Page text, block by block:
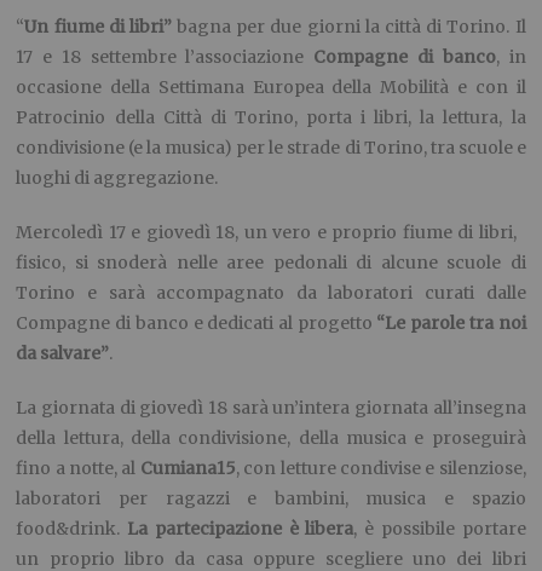
“Un fiume di libri”bagna per due giorni la città di Torino. Il
17 e 18 settembre l’associazione Compagne di banco, in
occasione della Settimana Europea della Mobilità e con il
Patrocinio della Città di Torino, porta i libri, la lettura, la
condivisione (e la musica) per le strade di Torino, tra scuole e
luoghi di aggregazione.
Mercoledì 17 e giovedì 18, un vero e proprio fiume di libri,
fisico, si snoderà nelle aree pedonali di alcune scuole di
Torino e sarà accompagnato da laboratori curati dalle
Compagne di banco e dedicati al progetto “Le parole tra noi
da salvare”.
La giornata di giovedì 18 sarà un’intera giornata all’insegna
della lettura, della condivisione, della musica e proseguirà
fino a notte, al Cumiana15, con letture condivise e silenziose,
laboratori per ragazzi e bambini, musica e spazio
food&drink. La partecipazione è libera, è possibile portare
un proprio libro da casa oppure scegliere uno dei libri